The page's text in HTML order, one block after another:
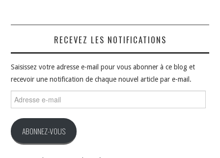
RECEVEZ LES NOTIFICATIONS
Saisissez votre adresse e-mail pour vous abonner à ce blog et
recevoir une notification de chaque nouvel article par e-mail.
Adresse
e-
ABONNEZ-VOUS